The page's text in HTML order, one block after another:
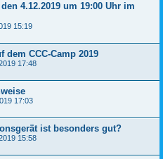
4.12.2019 um 19:00 Uhr im
15:19
dem CCC-Camp 2019
17:48
17:03
ist besonders gut?
15:58